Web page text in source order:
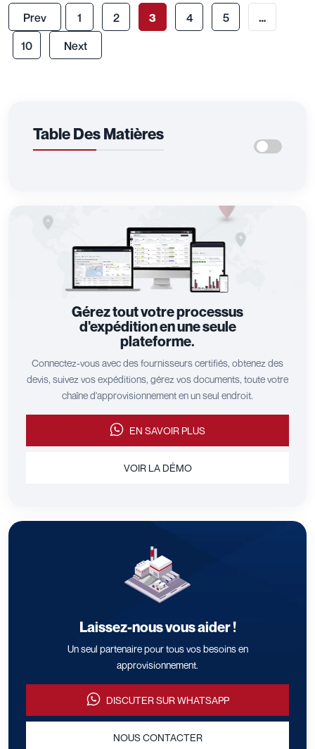
Prev 1 2 3 4 5
…
10
Next
Table Des Matières
Gérez tout votre processus
d'expédition en une seule
plateforme.
Connectez-vous avec des fournisseurs certifiés, obtenez des
devis, suivez vos expéditions, gérez vos documents, toute votre
chaîne d'approvisionnement en un seul endroit.
EN SAVOIR PLUS
VOIR LA DÉMO
Laissez-nous vous aider !
Un seul partenaire pour tous vos besoins en
approvisionnement.
DISCUTER SUR WHATSAPP
NOUS CONTACTER